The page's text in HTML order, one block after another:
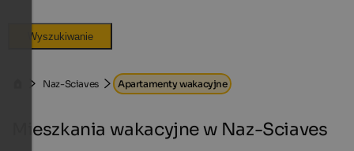
Wyszukiwanie
Naz-Sciaves Apartamenty wakacyjne
Mieszkania wakacyjne w Naz-Sciaves